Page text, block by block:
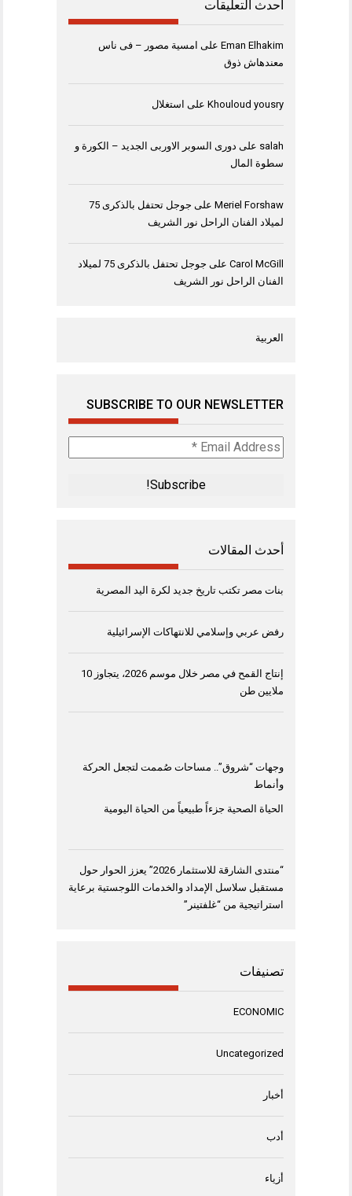
أحدث التعليقات
Eman Elhakim على امسية مصور – فى ناس
معندهاش ذوق
Khouloud yousry على استغلال
salah على دورى السوبر الاوربى الجديد – الكورة و
سطوة المال
Meriel Forshaw على
جوجل تحتفل بالذكرى 75
لميلاد الفنان الراحل نور الشريف
Carol McGill على
جوجل تحتفل بالذكرى 75 لميلاد
الفنان الراحل نور الشريف
العربية
SUBSCRIBE TO OUR NEWSLETTER
Email
Address
أحدث المقالات
بنات مصر تكتب تاريخ جديد لكرة اليد المصرية
رفض عربي وإسلامي للانتهاكات الإسرائيلية
إنتاج القمح في مصر خلال موسم 2026، يتجاوز 10
ملايين طن
وجهات “شروق”.. مساحات صُممت لتجعل الحركة
وأنماط
الحياة الصحية جزءاً طبيعياً من الحياة اليومية
“منتدى الشارقة للاستثمار 2026” يعزز الحوار حول
مستقبل سلاسل الإمداد والخدمات اللوجستية برعاية
استراتيجية من “غلفتينر”
تصنيفات
ECONOMIC
Uncategorized
أخبار
أدب
أزياء